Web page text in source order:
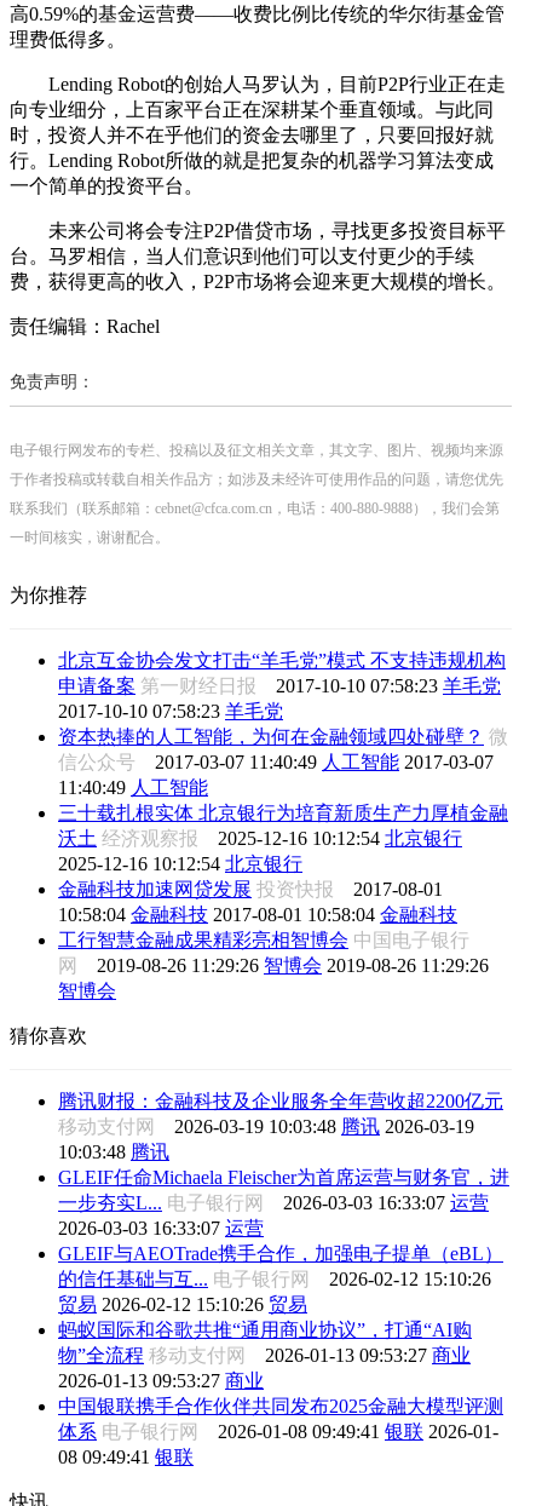
高0.59%的基金运营费——收费比例比传统的华尔街基金管
理费低得多。
Lending Robot的创始人马罗认为，目前P2P行业正在走
向专业细分，上百家平台正在深耕某个垂直领域。与此同
时，投资人并不在乎他们的资金去哪里了，只要回报好就
行。Lending Robot所做的就是把复杂的机器学习算法变成
一个简单的投资平台。
未来公司将会专注P2P借贷市场，寻找更多投资目标平
台。马罗相信，当人们意识到他们可以支付更少的手续
费，获得更高的收入，P2P市场将会迎来更大规模的增长。
责任编辑：Rachel
免责声明：
电子银行网发布的专栏、投稿以及征文相关文章，其文字、图片、视频均来源
于作者投稿或转载自相关作品方；如涉及未经许可使用作品的问题，请您优先
联系我们（联系邮箱：cebnet@cfca.com.cn，电话：400-880-9888），我们会第
一时间核实，谢谢配合。
为你推荐
北京互金协会发文打击“羊毛党”模式 不支持违规机构
申请备案 第一财经日报 2017-10-10 07:58:23 羊毛党
2017-10-10 07:58:23 羊毛党
资本热捧的人工智能，为何在金融领域四处碰壁？ 微
信公众号 2017-03-07 11:40:49 人工智能 2017-03-07
11:40:49 人工智能
三十载扎根实体 北京银行为培育新质生产力厚植金融
沃土 经济观察报 2025-12-16 10:12:54 北京银行
2025-12-16 10:12:54 北京银行
金融科技加速网贷发展 投资快报 2017-08-01
10:58:04 金融科技 2017-08-01 10:58:04 金融科技
工行智慧金融成果精彩亮相智博会 中国电子银行
网 2019-08-26 11:29:26 智博会 2019-08-26 11:29:26
智博会
猜你喜欢
腾讯财报：金融科技及企业服务全年营收超2200亿元
移动支付网 2026-03-19 10:03:48 腾讯 2026-03-19
10:03:48 腾讯
GLEIF任命Michaela Fleischer为首席运营与财务官，进
一步夯实L... 电子银行网 2026-03-03 16:33:07 运营
2026-03-03 16:33:07 运营
GLEIF与AEOTrade携手合作，加强电子提单（eBL）
的信任基础与互... 电子银行网 2026-02-12 15:10:26
贸易 2026-02-12 15:10:26 贸易
蚂蚁国际和谷歌共推“通用商业协议”，打通“AI购
物”全流程 移动支付网 2026-01-13 09:53:27 商业
2026-01-13 09:53:27 商业
中国银联携手合作伙伴共同发布2025金融大模型评测
体系 电子银行网 2026-01-08 09:49:41 银联 2026-01-
08 09:49:41 银联
快讯